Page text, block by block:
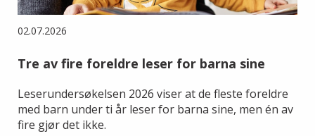
02.07.2026
Tre av fire foreldre leser for barna sine
Leserundersøkelsen 2026 viser at de fleste foreldre
med barn under ti år leser for barna sine, men én av
fire gjør det ikke.